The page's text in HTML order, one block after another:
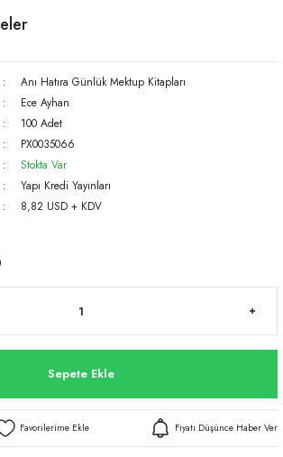
Anı Hatıra Günlük Mektup Kitapları
Ece Ayhan
100 Adet
PX0035066
Stokta Var
Yapı Kredi Yayınları
8,82 USD + KDV
Sepete Ekle
Fiyatı Düşünce Haber Ver